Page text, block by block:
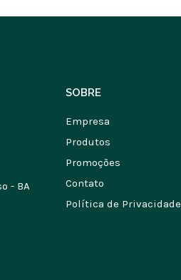
- BA
SOBRE
Empresa
Produtos
Promoções
Contato
Política de Privacidade